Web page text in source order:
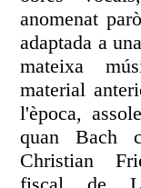
anomenat
adaptada a
mateixa
material
l'època,
quan Bach
Christian